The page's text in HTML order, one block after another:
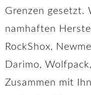
Grenzen gesetzt.
namhaften
RockShox,
Darimo,
Zusammen mit